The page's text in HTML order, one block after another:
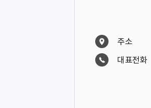
주소
대표전화